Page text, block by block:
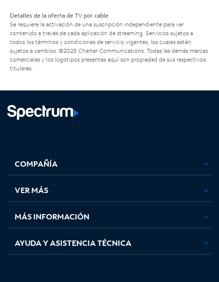
Detalles de la oferta de TV por cable
Se requiere la activación de una suscripción independiente para ver
contenido a través de cada aplicación de streaming. Servicios sujetos a
todos los términos y condiciones de servicio vigentes, los cuales están
sujetos a cambios. ©2025 Charter Communications. Todas las demás marcas
comerciales y los logotipos presentes aquí son propiedad de sus respectivos
titulares.
abre
en
pestaña
nueva
abre
en
pestaña
nueva
abre
en
pestaña
nueva
en
nueva
COMPAÑÍA
VER MÁS
MÁS INFORMACIÓN
AYUDA Y ASISTENCIA TÉCNICA